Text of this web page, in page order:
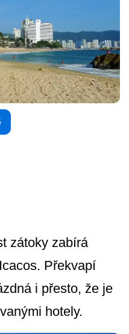
zátoky zabírá
Překvapí
i přesto, že je
hotely.